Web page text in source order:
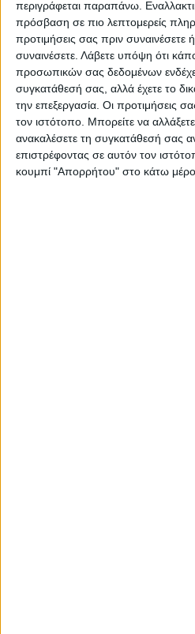
περιγράφεται παραπάνω.
πρόσβαση σε πιο λεπτομερείς
προτιμήσεις σας πριν συναινέσετε
συναινέσετε. Λάβετε υπόψη ότι
προσωπικών σας δεδομένων
συγκατάθεσή σας, αλλά έχετε το
την επεξεργασία. Οι προτιμήσεις
τον ιστότοπο. Μπορείτε να
ανακαλέσετε τη συγκατάθεσή σας
επιστρέφοντας σε αυτόν τον
κουμπί "Απορρήτου" στο κάτω